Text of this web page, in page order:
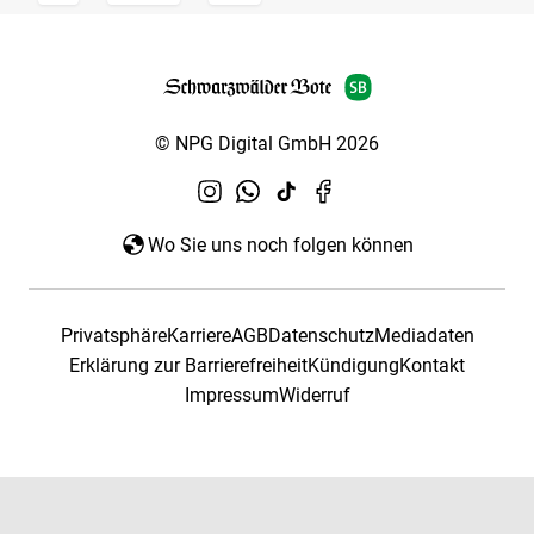
© NPG Digital GmbH 2026
Wo Sie uns noch folgen können
PrivatsphäreKarriereAGBDatenschutzMediadaten
Erklärung zur BarrierefreiheitKündigungKontakt
ImpressumWiderruf